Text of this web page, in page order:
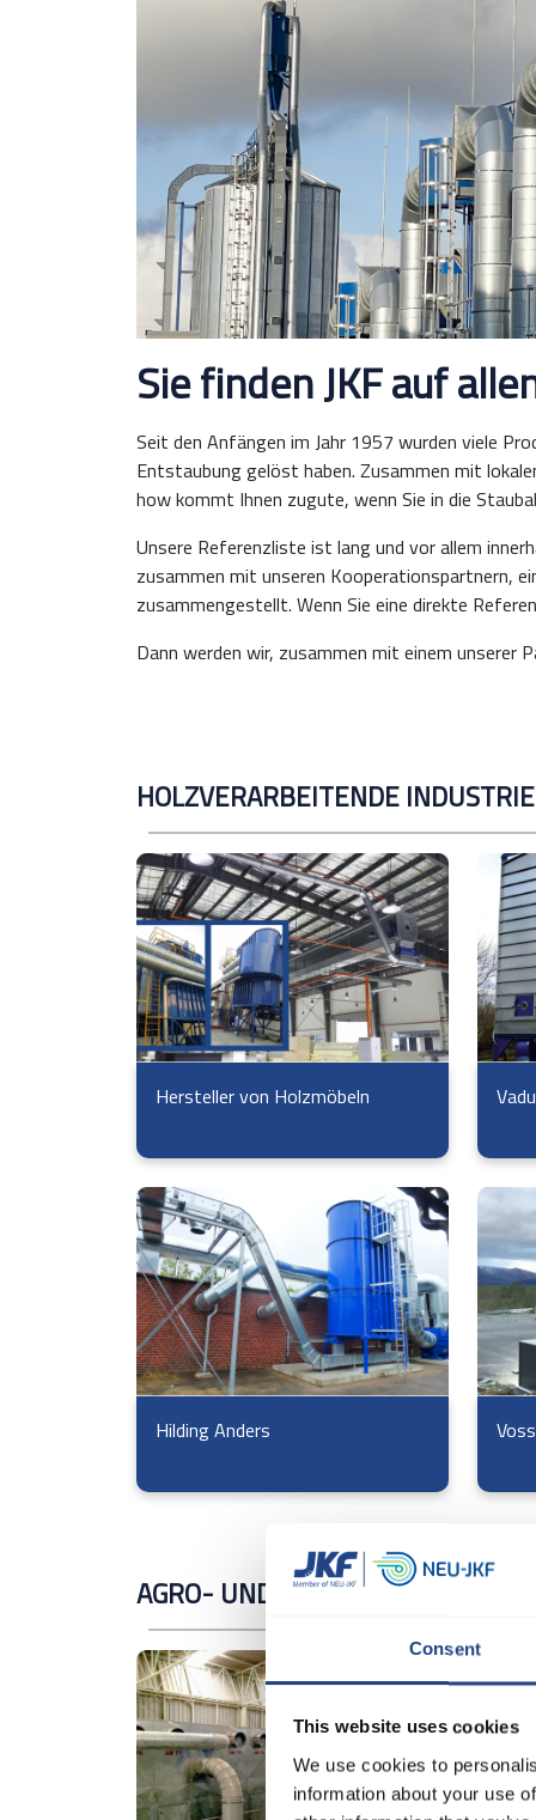
Consent
This website uses cookies
We use cookies to
information about your use
Sie finden JKF auf
Seit den Anfängen im Jahr 1957 wurden viele
Entstaubung gelöst haben. Zusammen mit
how kommt Ihnen zugute, wenn Sie in die
Unsere Referenzliste ist lang und vor allem
zusammen mit unseren Kooperationspartnern,
zusammengestellt. Wenn Sie eine direkte
Dann werden wir, zusammen mit einem unserer
HOLZVERARBEITENDE INDUSTRIE
Hersteller von Holzmöbeln
Hilding Anders
AGRO- UND MÜHLENINDUSTRIE